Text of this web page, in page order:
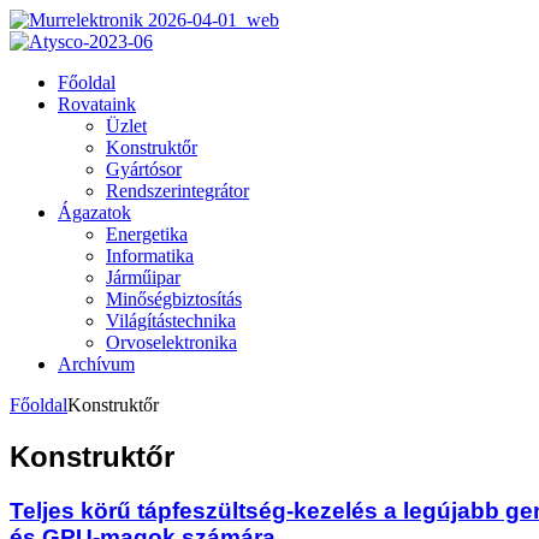
Főoldal
Rovataink
Üzlet
Konstruktőr
Gyártósor
Rendszerintegrátor
Ágazatok
Energetika
Informatika
Járműipar
Minőségbiztosítás
Világítástechnika
Orvoselektronika
Archívum
FőoldalKonstruktőr
Konstruktőr
Teljes körű tápfeszültség-kezelés a legújabb